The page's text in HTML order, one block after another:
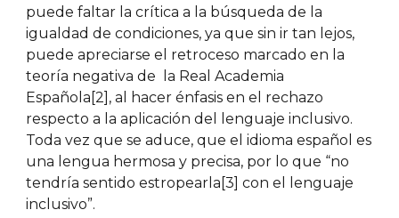
puede faltar la crítica a la búsqueda de la
igualdad de condiciones, ya que sin ir tan lejos,
puede apreciarse el retroceso marcado en la
teoría negativa de la Real Academia
Española[2], al hacer énfasis en el rechazo
respecto a la aplicación del lenguaje inclusivo.
Toda vez que se aduce, que el idioma español es
una lengua hermosa y precisa, por lo que “no
tendría sentido estropearla[3] con el lenguaje
inclusivo”.